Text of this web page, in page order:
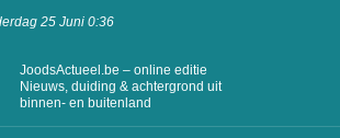
25 Juni 0:36
JoodsActueel.be – online editie
Nieuws, duiding & achtergrond uit
binnen- en buitenland